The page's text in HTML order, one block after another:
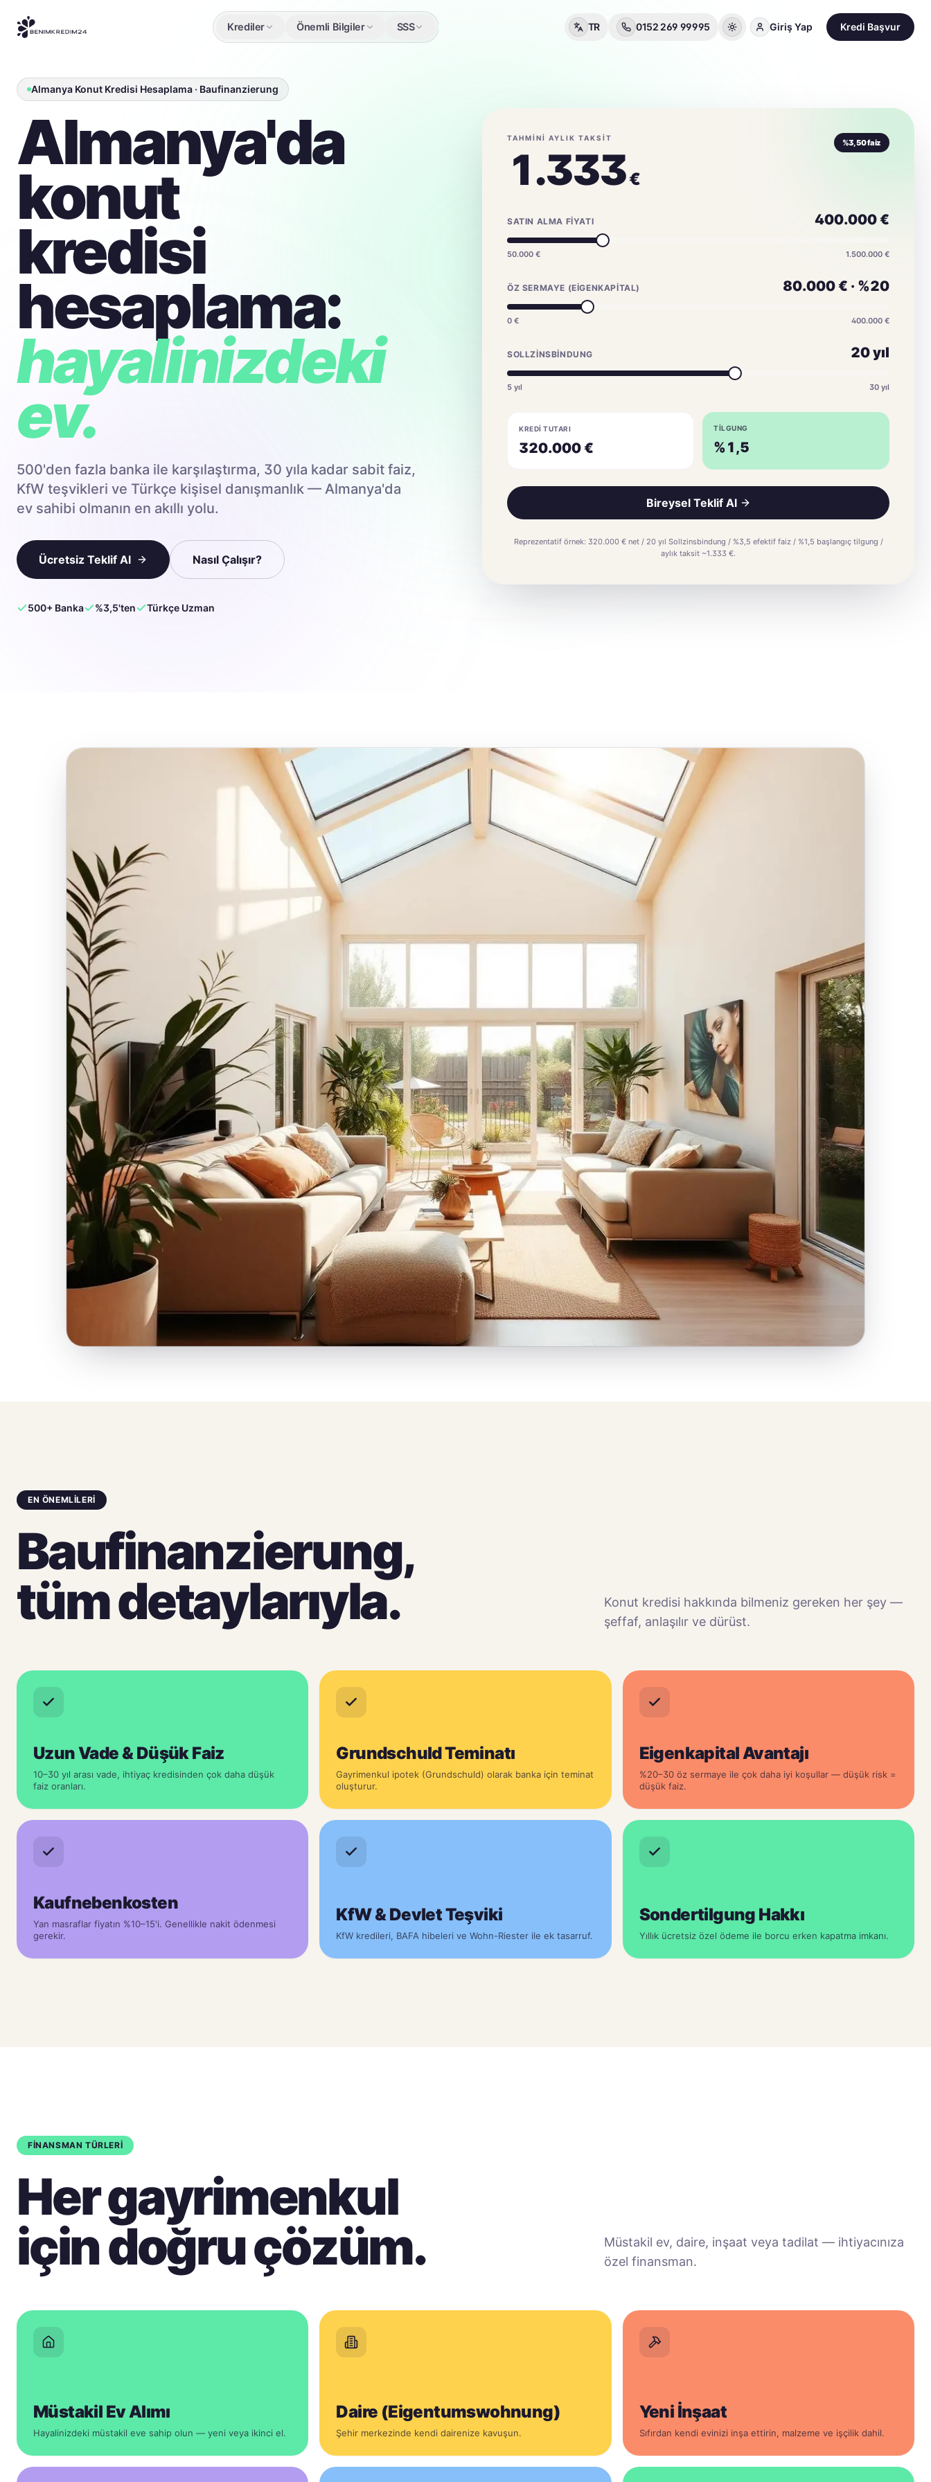
Krediler Önemli Bilgiler SSS TR 0152 269 99995 Giriş Yap Kredi Başvur
Almanya Konut Kredisi Hesaplama · Baufinanzierung
Almanya'da
konut
kredisi
hesaplama:
hayalinizdeki
ev.
500'den fazla banka ile karşılaştırma, 30 yıla kadar sabit faiz,
KfW teşvikleri ve Türkçe kişisel danışmanlık — Almanya'da
ev sahibi olmanın en akıllı yolu.
Ücretsiz Teklif Al Nasıl Çalışır?
500+ Banka %3,5'ten Türkçe Uzman
TAHMINI AYLIK TAKSIT
1.333€
%3,50faiz
SATIN ALMA FIYATI 400.000€
50.000 € 1.500.000 €
ÖZ SERMAYE (EIGENKAPITAL) 80.000€ · %20
0 € 400.000 €
SOLLZINSBINDUNG 20yıl
5 yıl 30 yıl
KREDI TUTARI
320.000€
TILGUNG
%1,5
Bireysel Teklif Al
Reprezentatif örnek: 320.000 € net / 20 yıl Sollzinsbindung / %3,5 efektif faiz / %1,5 başlangıç tilgung /
aylık taksit ~1.333 €.
EN ÖNEMLİLERİ
Baufinanzierung,
tüm detaylarıyla.
Konut kredisi hakkında bilmeniz gereken her şey —
şeffaf, anlaşılır ve dürüst.
Uzun Vade & Düşük Faiz
10–30 yıl arası vade, ihtiyaç kredisinden çok daha düşük
faiz oranları.
Grundschuld Teminatı
Gayrimenkul ipotek (Grundschuld) olarak banka için teminat
oluşturur.
Eigenkapital Avantajı
%20–30 öz sermaye ile çok daha iyi koşullar — düşük risk =
düşük faiz.
Kaufnebenkosten
Yan masraflar fiyatın %10–15'i. Genellikle nakit ödenmesi
gerekir.
KfW & Devlet Teşviki
KfW kredileri, BAFA hibeleri ve Wohn-Riester ile ek tasarruf.
Sondertilgung Hakkı
Yıllık ücretsiz özel ödeme ile borcu erken kapatma imkanı.
FİNANSMAN TÜRLERİ
Her gayrimenkul
için doğru çözüm.
Müstakil ev, daire, inşaat veya tadilat — ihtiyacınıza
özel finansman.
Müstakil Ev Alımı
Hayalinizdeki müstakil eve sahip olun — yeni veya ikinci el.
Daire (Eigentumswohnung)
Şehir merkezinde kendi dairenize kavuşun.
Yeni İnşaat
Sıfırdan kendi evinizi inşa ettirin, malzeme ve işçilik dahil.